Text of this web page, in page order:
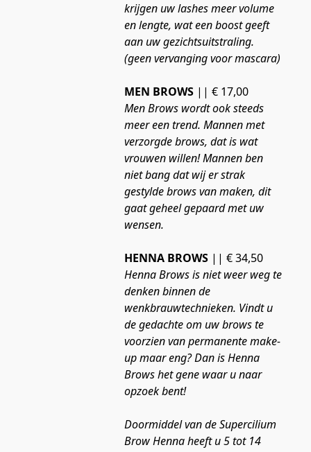
krijgen uw lashes meer volume
en lengte, wat een boost geeft
aan uw gezichtsuitstraling.
(geen vervanging voor mascara)
MEN BROWS || € 17,00
Men Brows wordt ook steeds
meer een trend. Mannen met
verzorgde brows, dat is wat
vrouwen willen! Mannen ben
niet bang dat wij er strak
gestylde brows van maken, dit
gaat geheel gepaard met uw
wensen.
HENNA BROWS || € 34,50
Henna Brows is niet weer weg te
denken binnen de
wenkbrauwtechnieken. Vindt u
de gedachte om uw brows te
voorzien van permanente make-
up maar eng? Dan is Henna
Brows het gene waar u naar
opzoek bent!
Doormiddel van de Supercilium
Brow Henna heeft u 5 tot 14